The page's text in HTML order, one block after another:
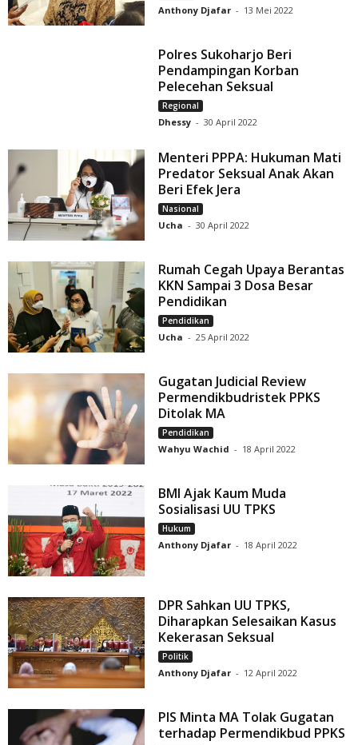
Anthony Djafar - 13 Mei 2022
Polres Sukoharjo Beri
Pendampingan Korban
Pelecehan Seksual
Regional
Dhessy - 30 April 2022
Menteri PPPA: Hukuman Mati
Predator Seksual Anak Akan
Beri Efek Jera
Nasional
Ucha - 30 April 2022
Rumah Cegah Upaya Berantas
KKN Sampai 3 Dosa Besar
Pendidikan
Pendidikan
Ucha - 25 April 2022
Gugatan Judicial Review
Permendikbudristek PPKS
Ditolak MA
Pendidikan
Wahyu Wachid - 18 April 2022
BMI Ajak Kaum Muda
Sosialisasi UU TPKS
Hukum
Anthony Djafar - 18 April 2022
DPR Sahkan UU TPKS,
Diharapkan Selesaikan Kasus
Kekerasan Seksual
Politik
Anthony Djafar - 12 April 2022
PIS Minta MA Tolak Gugatan
terhadap Permendikbud PPKS